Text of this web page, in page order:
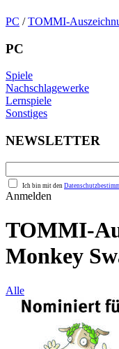
PC /TOMMI-
PC
Spiele
Nachschlagewerke
Lernspiele
Sonstiges
NEWSLETTER
Ich bin mit den
Anmelden
TOMMI-
Monkey
Alle